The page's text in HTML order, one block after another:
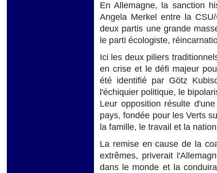
En Allemagne, la sanction
Angela Merkel entre la
deux partis une grande
le parti écologiste,
Ici les deux piliers
en crise et le défi majeur
été identifié par Götz
l'échiquier politique, le
Leur opposition résulte
pays, fondée pour les Verts
la famille, le travail et la
La remise en cause de la
extrêmes, priverait
dans le monde et la